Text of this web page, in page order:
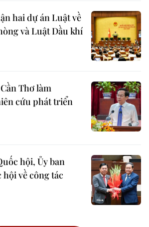
hai dự án Luật về
và Luật Dầu khí
Thơ làm
cứu phát triển
hội, Ủy ban
về công tác